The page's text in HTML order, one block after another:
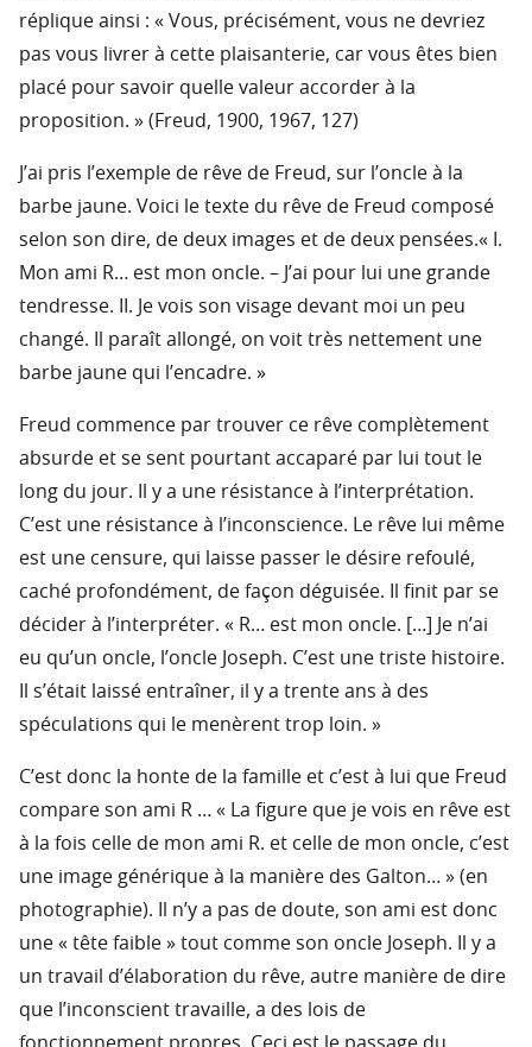
réplique ainsi : « Vous, précisément, vous ne devriez
pas vous livrer à cette plaisanterie, car vous êtes bien
placé pour savoir quelle valeur accorder à la
proposition. » (Freud, 1900, 1967, 127)
J’ai pris l’exemple de rêve de Freud, sur l’oncle à la
barbe jaune. Voici le texte du rêve de Freud composé
selon son dire, de deux images et de deux pensées.« I.
Mon ami R… est mon oncle. – J’ai pour lui une grande
tendresse. II. Je vois son visage devant moi un peu
changé. Il paraît allongé, on voit très nettement une
barbe jaune qui l’encadre. »
Freud commence par trouver ce rêve complètement
absurde et se sent pourtant accaparé par lui tout le
long du jour. Il y a une résistance à l’interprétation.
C’est une résistance à l’inconscience. Le rêve lui même
est une censure, qui laisse passer le désire refoulé,
caché profondément, de façon déguisée. Il finit par se
décider à l’interpréter. « R… est mon oncle. […] Je n’ai
eu qu’un oncle, l’oncle Joseph. C’est une triste histoire.
Il s’était laissé entraîner, il y a trente ans à des
spéculations qui le menèrent trop loin. »
C’est donc la honte de la famille et c’est à lui que Freud
compare son ami R … « La figure que je vois en rêve est
à la fois celle de mon ami R. et celle de mon oncle, c’est
une image générique à la manière des Galton… » (en
photographie). Il n’y a pas de doute, son ami est donc
une « tête faible » tout comme son oncle Joseph. Il y a
un travail d’élaboration du rêve, autre manière de dire
que l’inconscient travaille, a des lois de